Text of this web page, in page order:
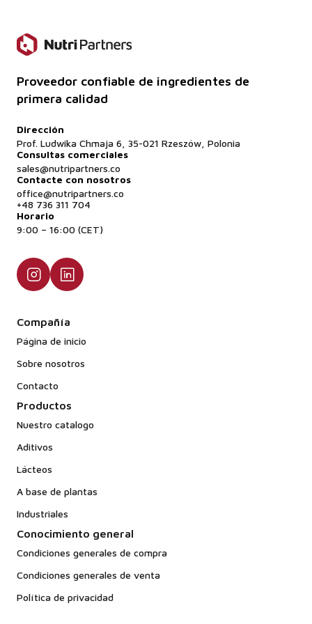
Proveedor confiable de ingredientes de
primera calidad
Dirección
Prof. Ludwika Chmaja 6, 35-021 Rzeszów, Polonia
Consultas comerciales
sales@nutripartners.co
Contacte con nosotros
office@nutripartners.co
+48 736 311 704
Horario
9:00 – 16:00 (CET)
Compañía
Página de inicio
Sobre nosotros
Contacto
Productos
Nuestro catalogo
Aditivos
Lácteos
A base de plantas
Industriales
Conocimiento general
Condiciones generales de compra
Condiciones generales de venta
Política de privacidad